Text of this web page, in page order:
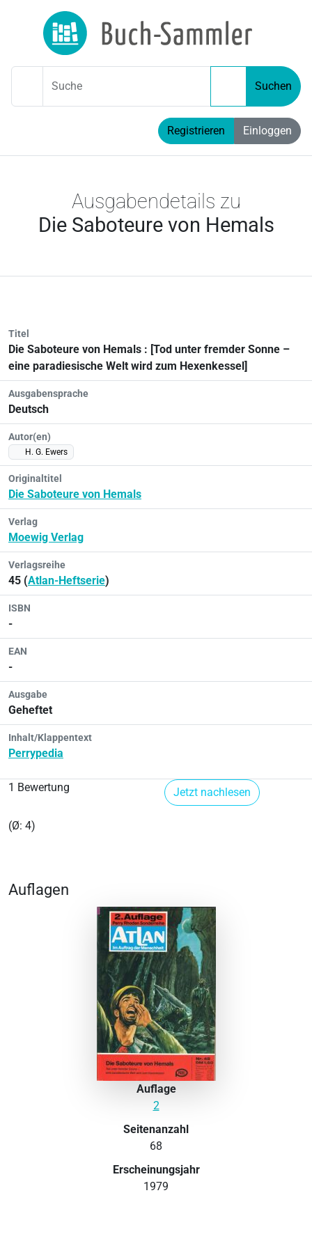
Suche Suchen
Registrieren Einloggen
Ausgabendetails zu
Die Saboteure von Hemals
Titel
Die Saboteure von Hemals : [Tod unter fremder Sonne –
eine paradiesische Welt wird zum Hexenkessel]
Ausgabensprache
Deutsch
Autor(en)
H. G. Ewers
Originaltitel
Die Saboteure von Hemals
Verlag
Moewig Verlag
Verlagsreihe
45 (Atlan-Heftserie)
ISBN
-
EAN
-
Ausgabe
Geheftet
Inhalt/Klappentext
Perrypedia
1 Bewertung
(Ø: 4)
Jetzt nachlesen
Auflagen
Auflage
2
Seitenanzahl
68
Erscheinungsjahr
1979